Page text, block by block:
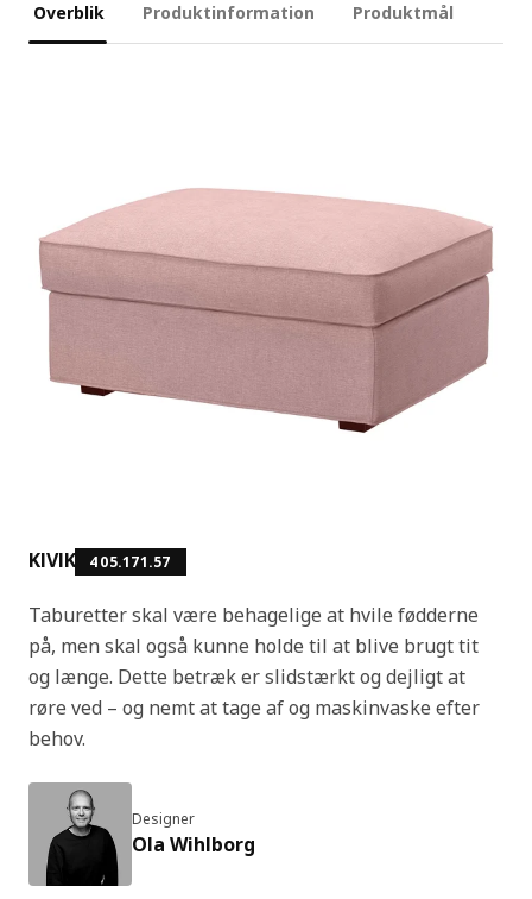
Overblik Produktinformation Produktmål
KIVIK 405.171.57
Taburetter skal være behagelige at hvile fødderne
på, men skal også kunne holde til at blive brugt tit
og længe. Dette betræk er slidstærkt og dejligt at
røre ved – og nemt at tage af og maskinvaske efter
behov.
Designer
Ola Wihlborg